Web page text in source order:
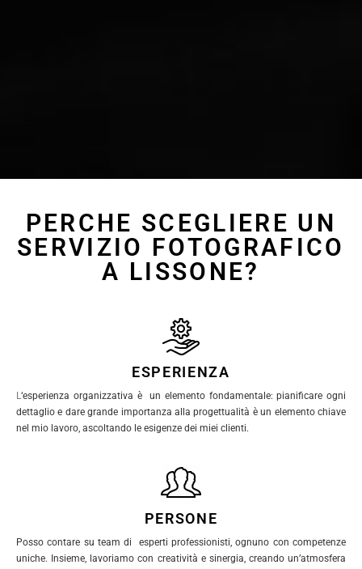
PERCHE SCEGLIERE UN
SERVIZIO FOTOGRAFICO
A LISSONE?
ESPERIENZA
L‘esperienza organizzativa è un elemento fondamentale: pianificare ogni
dettaglio e dare grande importanza alla progettualità è un elemento chiave
nel mio lavoro, ascoltando le esigenze dei miei clienti.
PERSONE
Posso contare su team di esperti professionisti, ognuno con competenze
uniche. Insieme, lavoriamo con creatività e sinergia, creando un’atmosfera